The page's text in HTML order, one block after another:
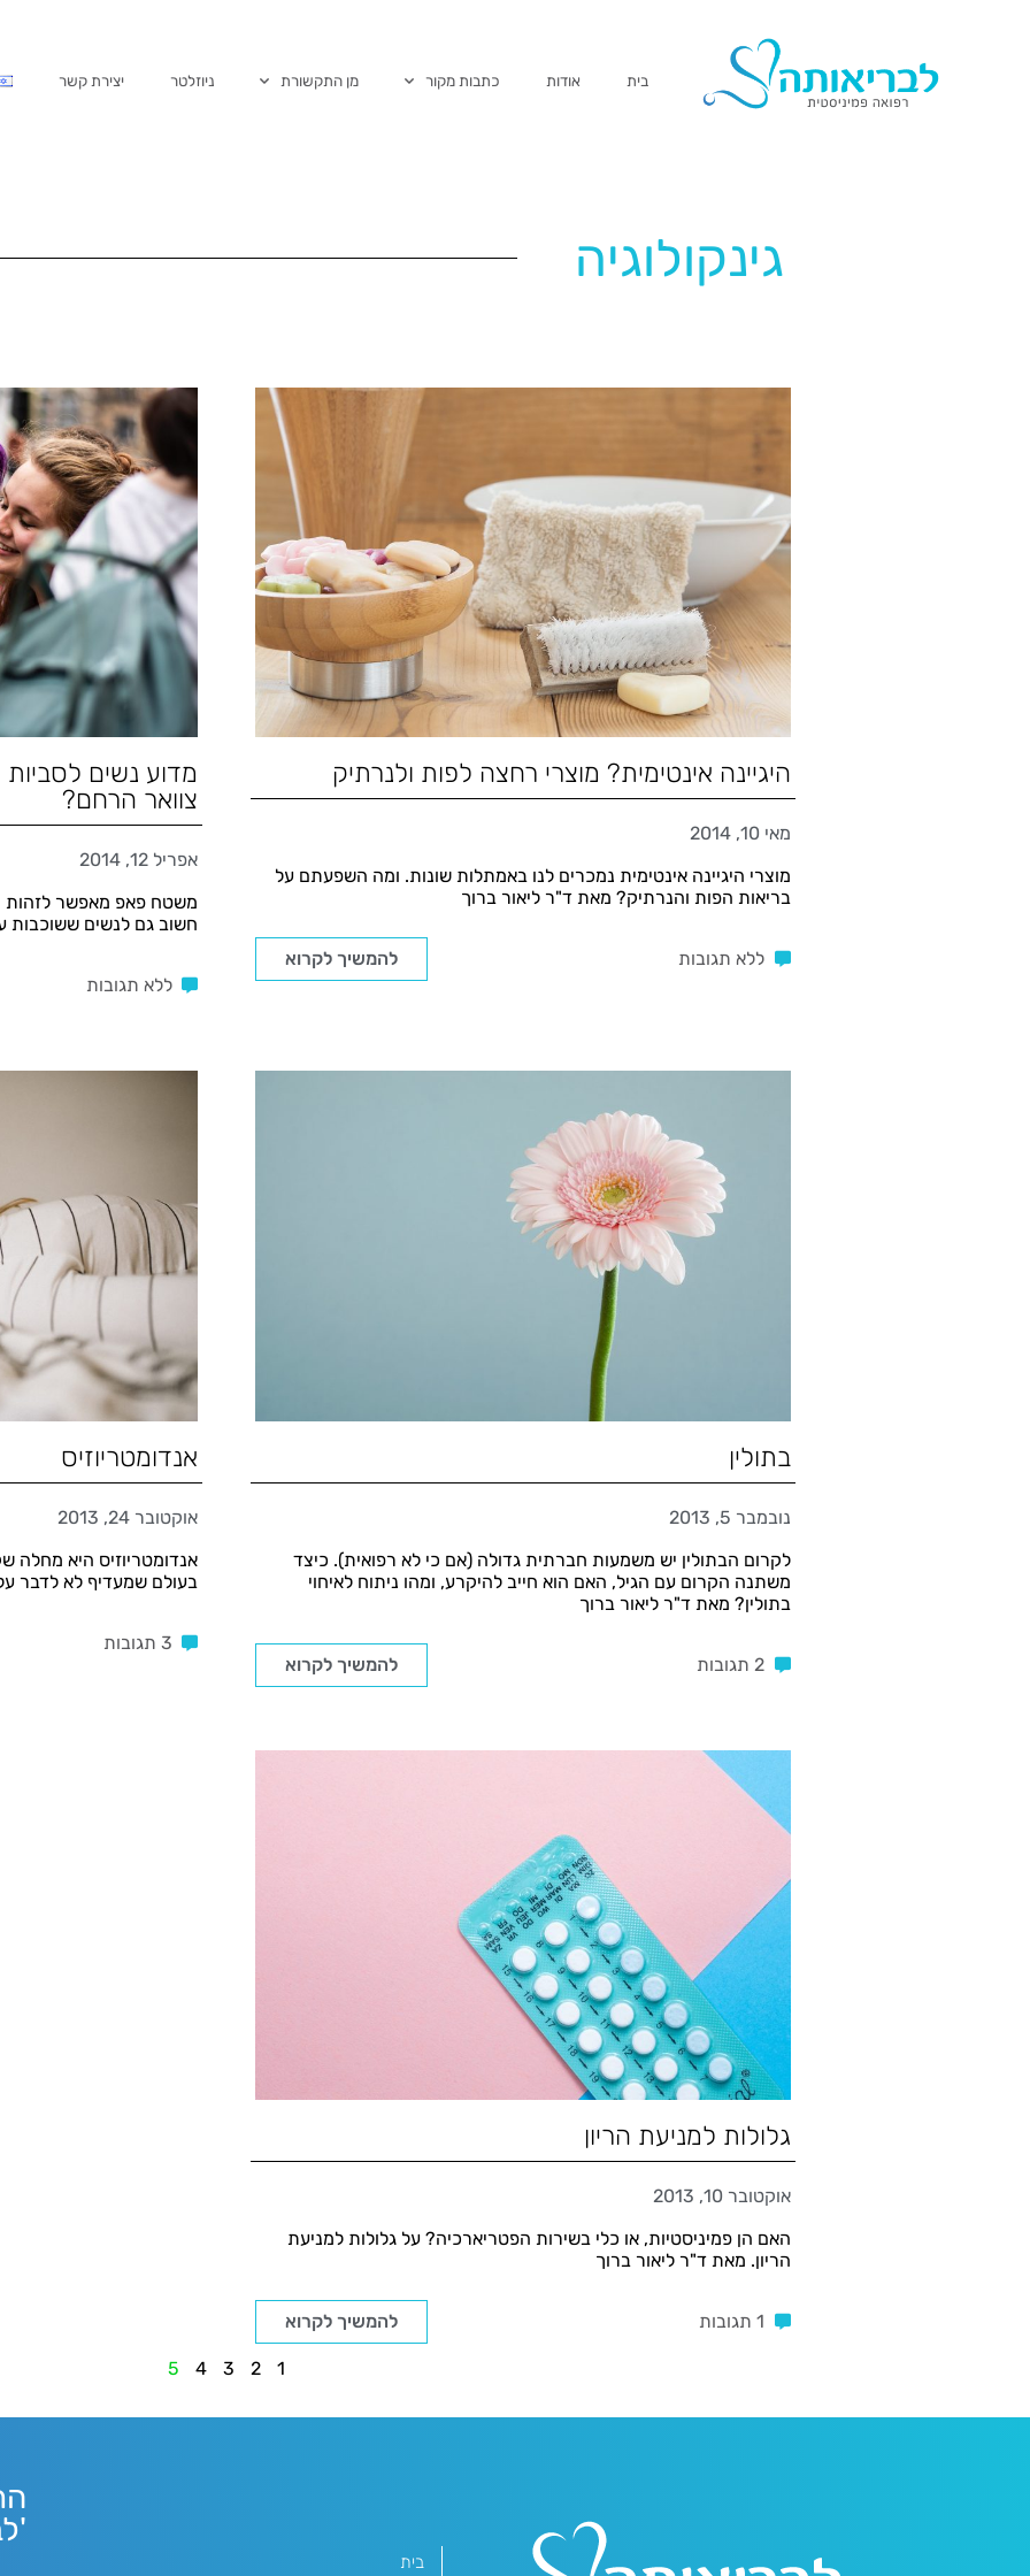
בית אודות כתבות מקור מן התקשורת ניוזלטר יצירת קשר
גינקולוגיה
היגיינה אינטימית? מוצרי רחצה לפות ולנרתיק
מאי 10, 2014
מוצרי היגיינה אינטימית נמכרים לנו באמתלות שונות. ומה השפעתם על
בריאות הפות והנרתיק? מאת ד"ר ליאור ברוך
ללא תגובות להמשיך לקרוא
מדוע נשים
צוואר הרחם?
אפריל 12, 2014
משטח פאפ מאפשר לזהות
חשוב גם לנשים ששוכבות
ללא תגובות
בתולין
נובמבר 5, 2013
לקרום הבתולין יש משמעות חברתית גדולה (אם כי לא רפואית). כיצד
משתנה הקרום עם הגיל, האם הוא חייב להיקרע, ומהו ניתוח לאיחוי
בתולין? מאת ד"ר ליאור ברוך
2 תגובות להמשיך לקרוא
אנדומטריוזיס
אוקטובר 24, 2013
אנדומטריוזיס היא
בעולם שמעדיף לא לדבר
3 תגובות
גלולות למניעת הריון
אוקטובר 10, 2013
האם הן פמיניסטיות, או כלי בשירות הפטריארכיה? על גלולות למניעת
הריון. מאת ד"ר ליאור ברוך
1 תגובות להמשיך לקרוא
1
2
3
4
5
בית